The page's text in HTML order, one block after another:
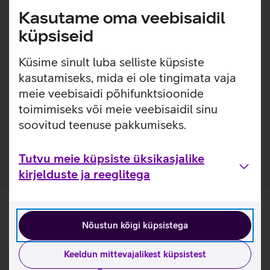
Kasutame oma veebisaidil
küpsiseid
Küsime sinult luba selliste küpsiste
kasutamiseks, mida ei ole tingimata vaja
meie veebisaidi põhifunktsioonide
toimimiseks või meie veebisaidil sinu
soovitud teenuse pakkumiseks.
Tutvu meie küpsiste üksikasjalike
kirjelduste ja reeglitega
Nõustun kõigi küpsistega
Keeldun mittevajalikest küpsistest
käsikäes.
Pehme välispinnaga, lihtsasti kinnitatav silikoonümbris,
ümbrise kinnitamise ja eemaldamise väga lihtsaks.
Ümbrise seespool on pehme mikrokiust vooder, mis tagab
telefonile veelgi suurema kaitse. Ümbrisega on võimalik
kasutada Qi või MagSafe juhtmevaba laadimist ilma seda
eemaldamata. Lisaks saab ümbrise tagaküljele mugavalt
kinnitada ka rahatasku.